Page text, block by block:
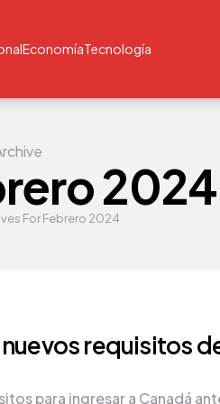
EconomíaTecnología
2024
For Febrero 2024
requisitos
para ingresar a Canadá